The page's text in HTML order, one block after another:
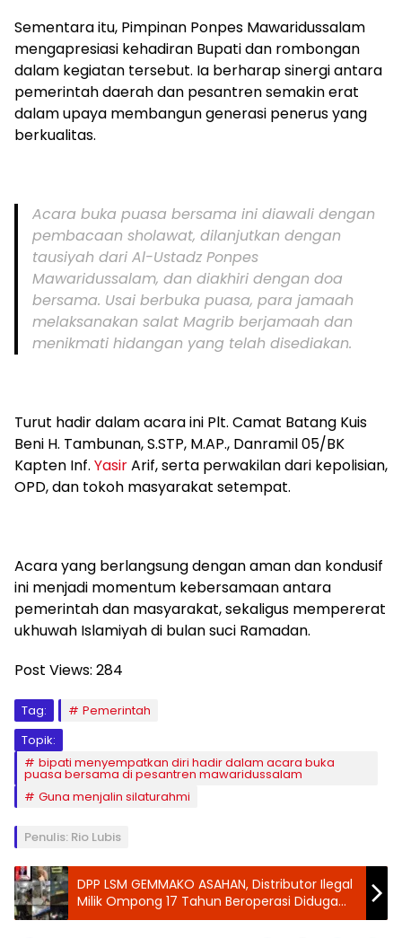
Sementara itu, Pimpinan Ponpes Mawaridussalam
mengapresiasi kehadiran Bupati dan rombongan
dalam kegiatan tersebut. Ia berharap sinergi antara
pemerintah daerah dan pesantren semakin erat
dalam upaya membangun generasi penerus yang
berkualitas.
Acara buka puasa bersama ini diawali dengan
pembacaan sholawat, dilanjutkan dengan
tausiyah dari Al-Ustadz Ponpes
Mawaridussalam, dan diakhiri dengan doa
bersama. Usai berbuka puasa, para jamaah
melaksanakan salat Magrib berjamaah dan
menikmati hidangan yang telah disediakan.
Turut hadir dalam acara ini Plt. Camat Batang Kuis
Beni H. Tambunan, S.STP, M.AP., Danramil 05/BK
Kapten Inf. YasirArif, serta perwakilan dari kepolisian,
OPD, dan tokoh masyarakat setempat.
Acara yang berlangsung dengan aman dan kondusif
ini menjadi momentum kebersamaan antara
pemerintah dan masyarakat, sekaligus mempererat
ukhuwah Islamiyah di bulan suci Ramadan.
Post Views: 284
Tag:
Pemerintah
Topik:
bipati menyempatkan diri hadir dalam acara buka
puasa bersama di pesantren mawaridussalam
Guna menjalin silaturahmi
Penulis: Rio Lubis
DPP LSM GEMMAKO ASAHAN, Distributor Ilegal
Milik Ompong 17 Tahun Beroperasi Diduga
Tidak Memiliki Izin Resmi Dan Diduga Kebal